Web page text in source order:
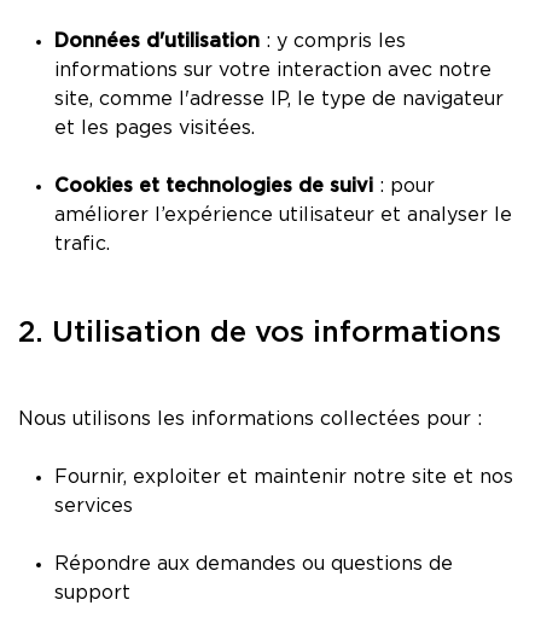
Données d'utilisation : y compris les
informations sur votre interaction avec notre
site, comme l'adresse IP, le type de navigateur
et les pages visitées.
Cookies et technologies de suivi : pour
améliorer l’expérience utilisateur et analyser le
trafic.
2. Utilisation de vos informations
Nous utilisons les informations collectées pour :
Fournir, exploiter et maintenir notre site et nos
services
Répondre aux demandes ou questions de
support